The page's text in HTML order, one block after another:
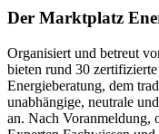
Der Marktplatz
Organisiert und betreut
bieten rund 30
Energieberatung, dem
unabhängige, neutrale
an. Nach Voranmeldung,